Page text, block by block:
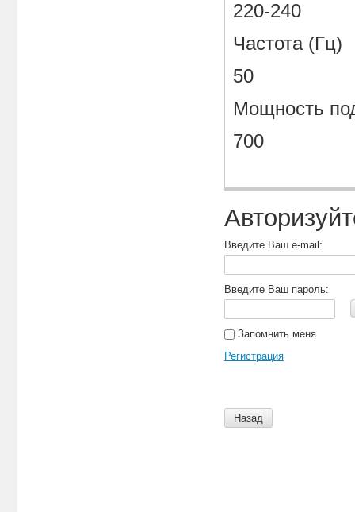
220-240
Частота (Гц)
50
Мощность
700
Введите Ваш e-mail:
Введите Ваш пароль:
Запомнить меня
Регистрация
Назад